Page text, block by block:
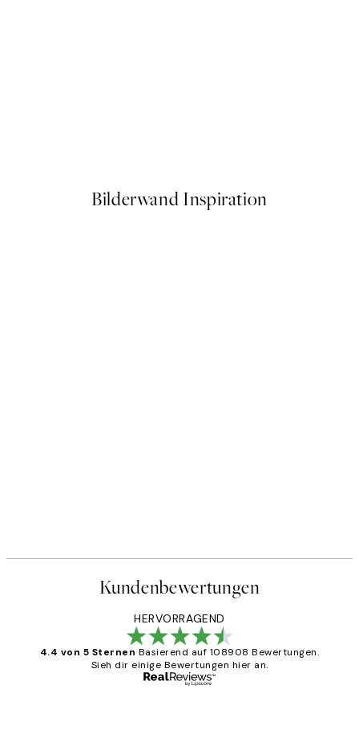
Bilderwand Inspiration
Kundenbewertungen
HERVORRAGEND
4.4 von 5 Sternen Basierend auf 108908 Bewertungen.
Sieh dir einige Bewertungen hier an.